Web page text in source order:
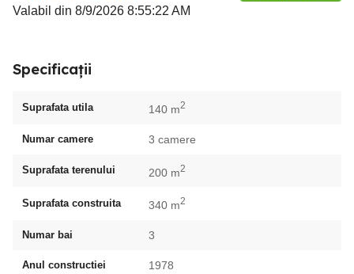
Valabil din 8/9/2026 8:55:22 AM
Specificații
Suprafata utila 140 m2
Numar camere 3 camere
Suprafata terenului 200 m2
Suprafata construita 340 m2
Numar bai 3
Anul constructiei 1978